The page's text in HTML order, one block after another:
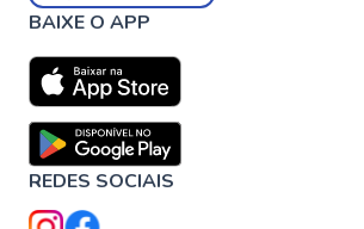
BAIXE O APP
REDES SOCIAIS